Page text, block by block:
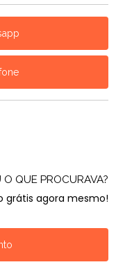
QUE PROCURAVA?
grátis agora mesmo!